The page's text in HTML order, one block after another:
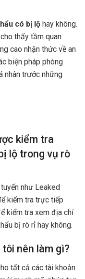
có bị lộ hay không.
thấy tầm quan
cao nhận thức về an
biện pháp phòng
nhân trước những
kiểm tra
lộ trong vụ rò
như Leaked
kiểm tra trực tiếp
kiểm tra xem địa chỉ
bị rò rỉ hay không.
nên làm gì?
tất cả các tài khoản